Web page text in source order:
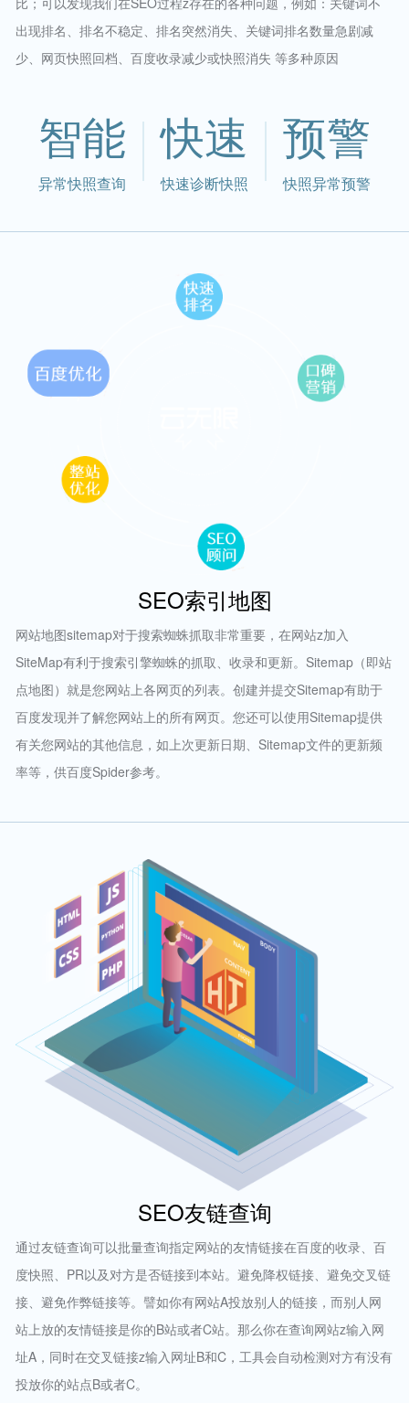
出现排名、排名不稳定、排名突然消失、关键词排名数量急剧减
少、网页快照回档、百度收录减少或快照消失 等多种原因
智能
异常快照查询
快速
快速诊断快照
预警
快照异常预警
SEO索引地图
网站地图sitemap对于搜索蜘蛛抓取非常重要，在网站z加入
SiteMap有利于搜索引擎蜘蛛的抓取、收录和更新。Sitemap（即站
点地图）就是您网站上各网页的列表。创建并提交Sitemap有助于
百度发现并了解您网站上的所有网页。您还可以使用Sitemap提供
有关您网站的其他信息，如上次更新日期、Sitemap文件的更新频
率等，供百度Spider参考。
SEO友链查询
通过友链查询可以批量查询指定网站的友情链接在百度的收录、百
度快照、PR以及对方是否链接到本站。避免降权链接、避免交叉链
接、避免作弊链接等。譬如你有网站A投放别人的链接，而别人网
站上放的友情链接是你的B站或者C站。那么你在查询网站z输入网
址A，同时在交叉链接z输入网址B和C，工具会自动检测对方有没有
投放你的站点B或者C。